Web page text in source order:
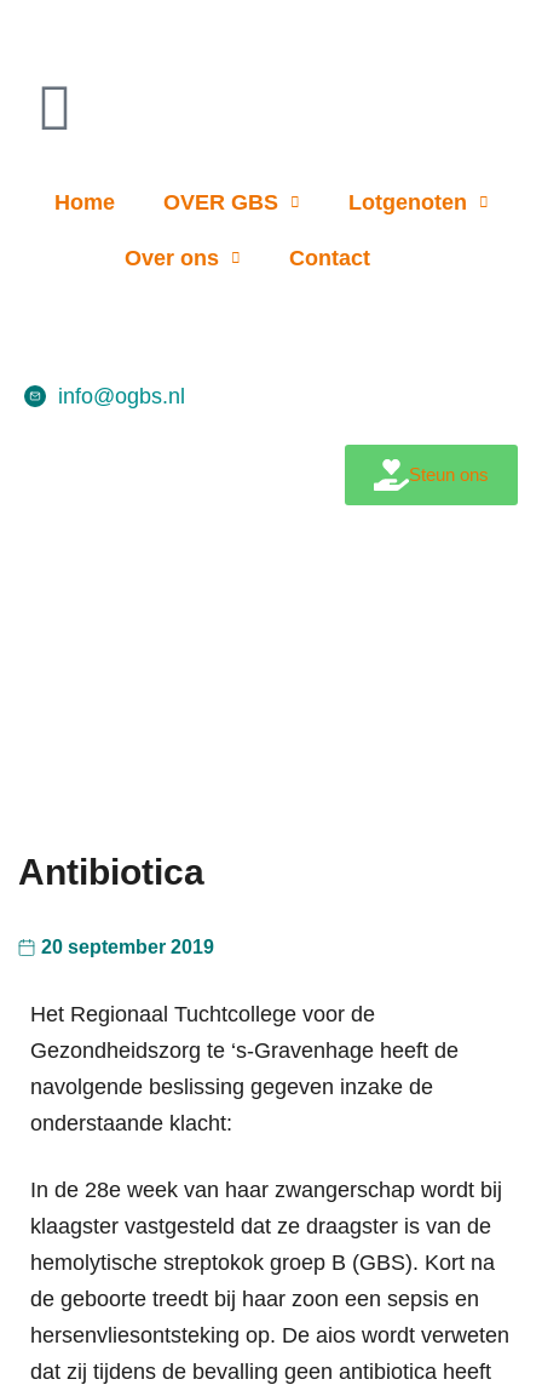
Home OVER GBS Lotgenoten
Over ons Contact
info@ogbs.nl
Steun ons
Antibiotica
20 september 2019
Het Regionaal Tuchtcollege voor de
Gezondheidszorg te ‘s-Gravenhage heeft de
navolgende beslissing gegeven inzake de
onderstaande klacht:
In de 28e week van haar zwangerschap wordt bij
klaagster vastgesteld dat ze draagster is van de
hemolytische streptokok groep B (GBS). Kort na
de geboorte treedt bij haar zoon een sepsis en
hersenvliesontsteking op. De aios wordt verweten
dat zij tijdens de bevalling geen antibiotica heeft